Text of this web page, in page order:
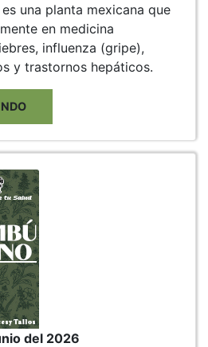
una planta mexicana que
en medicina
influenza (gripe),
y trastornos hepáticos.
del 2026